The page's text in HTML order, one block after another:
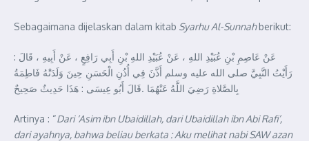
Sebagaimana dijelaskan dalam kitab Syarhu Al-Sunnahberikut:
عَنْ عَاصِمِ بْنِ عُبَيْدِ اللهِ ، عَنْ عُبَيْدِ اللهِ بْنِ أَبِي رَافِعٍ ، عَنْ أَبِيهِ ، قَالَ :
رَأَيْتُ النَّبِيَّ صلى الله عليه وسلم أَذَّنَ فِي أُذُنِ الْحَسَنِ حِينَ وَلَدَتْهُ فَاطِمَةُ
بِالصَّلاةِ رَضِيَ اللَّهُ عَنْهُمَا .قَالَ أَبُو عِيسَى : هَذَا حَدِيثٌ صَحِيحٌ
Artinya : “Dari ‘Asim ibn Ubaidillah, dari Ubaidillah ibn Abi Rafi’,
dari ayahnya, bahwa beliau berkata : Aku melihat nabi SAW azan